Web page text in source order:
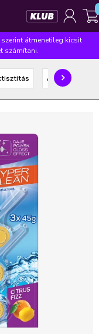
Mosogatás
átmenetileg kicsit
számítani.
Általános